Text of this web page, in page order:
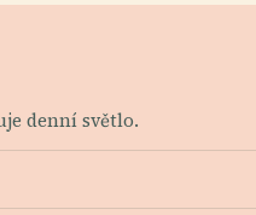
denní světlo.